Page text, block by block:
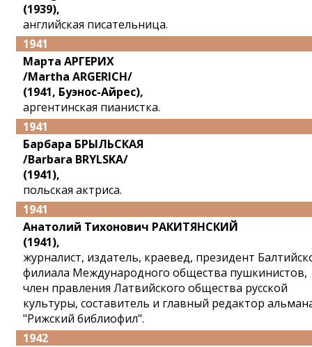
(1939),
английская писательница.
1941
Марта АРГЕРИХ
/Martha ARGERICH/
(1941, Буэнос-Айрес),
аргентинская пианистка.
1941
Барбара БРЫЛЬСКАЯ
/Barbara BRYLSKA/
(1941),
польская актриса.
1941
Анатолий Тихонович РАКИТЯНСКИЙ
(1941),
журналист, издатель, краевед, президент
филиала Международного общества пушкинистов,
член правления Латвийского общества русской
культуры, составитель и главный редактор
"Рижский библиофил".
1942